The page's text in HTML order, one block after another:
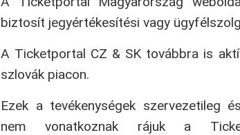
biztosít jegyértékesítési vagy
A Ticketportal CZ & SK továbbra is
szlovák piacon.
Ezek a tevékenységek szervezetileg
nem vonatkoznak rájuk a